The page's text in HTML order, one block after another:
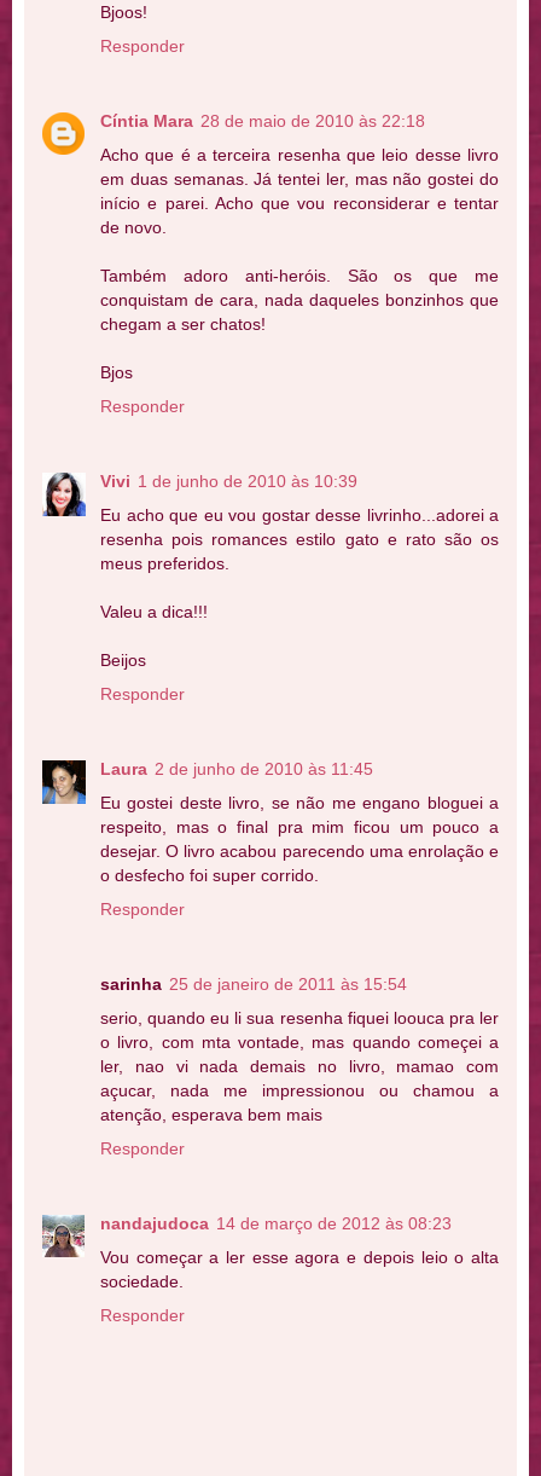
Bjoos!
Responder
Cíntia Mara 28 de maio de 2010 às 22:18
Acho que é a terceira resenha que leio desse livro
em duas semanas. Já tentei ler, mas não gostei do
início e parei. Acho que vou reconsiderar e tentar
de novo.
Também adoro anti-heróis. São os que me
conquistam de cara, nada daqueles bonzinhos que
chegam a ser chatos!
Bjos
Responder
Vivi 1 de junho de 2010 às 10:39
Eu acho que eu vou gostar desse livrinho...adorei a
resenha pois romances estilo gato e rato são os
meus preferidos.
Valeu a dica!!!
Beijos
Responder
Laura 2 de junho de 2010 às 11:45
Eu gostei deste livro, se não me engano bloguei a
respeito, mas o final pra mim ficou um pouco a
desejar. O livro acabou parecendo uma enrolação e
o desfecho foi super corrido.
Responder
sarinha 25 de janeiro de 2011 às 15:54
serio, quando eu li sua resenha fiquei loouca pra ler
o livro, com mta vontade, mas quando começei a
ler, nao vi nada demais no livro, mamao com
açucar, nada me impressionou ou chamou a
atenção, esperava bem mais
Responder
nandajudoca 14 de março de 2012 às 08:23
Vou começar a ler esse agora e depois leio o alta
sociedade.
Responder